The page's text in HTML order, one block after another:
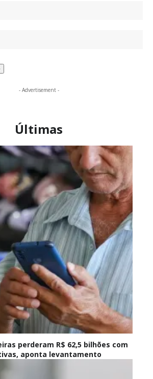
- Advertisement -
Últimas
perderam R$ 62,5 bilhões com
aponta levantamento